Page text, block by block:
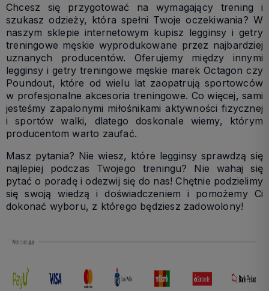
Chcesz się przygotować na wymagający trening i
szukasz odzieży, która spełni Twoje oczekiwania? W
naszym sklepie internetowym kupisz legginsy i getry
treningowe męskie wyprodukowane przez najbardziej
uznanych producentów. Oferujemy między innymi
legginsy i getry treningowe męskie marek Octagon czy
Poundout, które od wielu lat zaopatrują sportowców
w profesjonalne akcesoria treningowe. Co więcej, sami
jesteśmy zapalonymi miłośnikami aktywności fizycznej
i sportów walki, dlatego doskonale wiemy, którym
producentom warto zaufać.
Masz pytania? Nie wiesz, które legginsy sprawdzą się
najlepiej podczas Twojego treningu? Nie wahaj się
pytać o poradę i odezwij się do nas! Chętnie podzielimy
się swoją wiedzą i doświadczeniem i pomożemy Ci
dokonać wyboru, z którego będziesz zadowolony!